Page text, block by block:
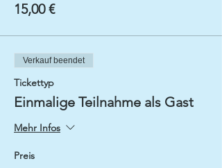
15,00 €
Verkauf beendet
Tickettyp
Einmalige Teilnahme als Gast
Mehr Infos
Preis